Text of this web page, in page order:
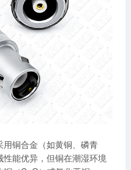
铜合金（如黄铜、磷青
能优异，但铜在潮湿环境